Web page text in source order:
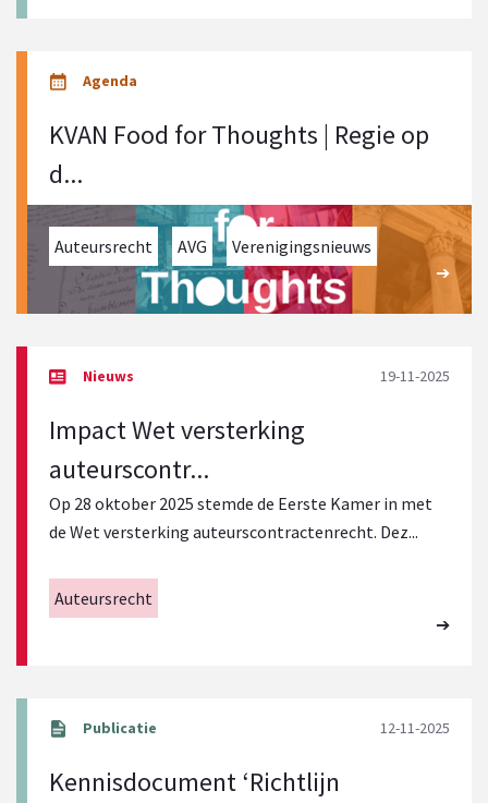
KVAN Food for Thoughts | Regie op
d...
Auteursrecht AVG Verenigingsnieuws
19-11-2025
Impact Wet versterking
auteurscontr...
Op 28 oktober 2025 stemde de Eerste Kamer in met
de Wet versterking auteurscontractenrecht. Dez...
Auteursrecht
12-11-2025
Kennisdocument ‘Richtlijn